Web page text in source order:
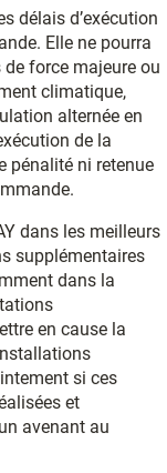
délais d’exécution
Elle ne pourra
force majeure ou
climatique,
alternée en
de la
pénalité ni retenue
dans les meilleurs
supplémentaires
dans la
en cause la
si ces
et
avenant au